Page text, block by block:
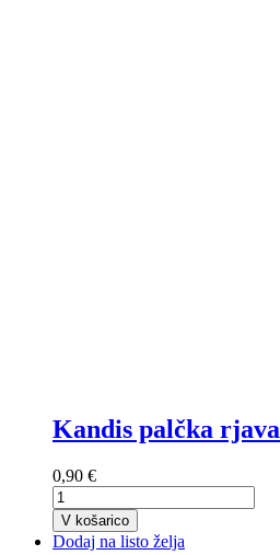
Kandis palčka rjava
0,90 €
V košarico
Dodaj na listo želja